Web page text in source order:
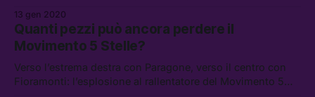
13 gen 2020
Quanti pezzi può ancora perdere il
Movimento 5 Stelle?
Verso l’estrema destra con Paragone, verso il centro con
Fioramonti: l’esplosione al rallentatore del Movimento 5